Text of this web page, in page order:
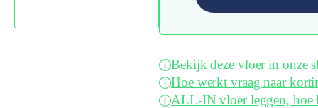
Bekijk deze vloer in onze
Hoe werkt vraag naar
ALL-IN vloer leggen, hoe